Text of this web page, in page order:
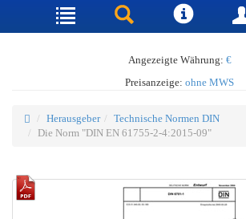
Angezeigte Währung: €
Preisanzeige: ohne MWS
Herausgeber
Technische Normen DIN
Die Norm "DIN EN 61755-2-4:2015-09"